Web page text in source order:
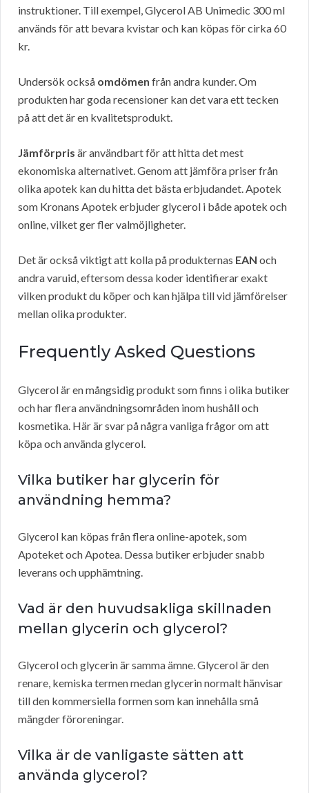
instruktioner. Till exempel, Glycerol AB Unimedic 300 ml
används för att bevara kvistar och kan köpas för cirka 60
kr.
Undersök också omdömen från andra kunder. Om
produkten har goda recensioner kan det vara ett tecken
på att det är en kvalitetsprodukt.
Jämförpris är användbart för att hitta det mest
ekonomiska alternativet. Genom att jämföra priser från
olika apotek kan du hitta det bästa erbjudandet. Apotek
som Kronans Apotek erbjuder glycerol i både apotek och
online, vilket ger fler valmöjligheter.
Det är också viktigt att kolla på produkternas EAN och
andra varuid, eftersom dessa koder identifierar exakt
vilken produkt du köper och kan hjälpa till vid jämförelser
mellan olika produkter.
Frequently Asked Questions
Glycerol är en mångsidig produkt som finns i olika butiker
och har flera användningsområden inom hushåll och
kosmetika. Här är svar på några vanliga frågor om att
köpa och använda glycerol.
Vilka butiker har glycerin för
användning hemma?
Glycerol kan köpas från flera online-apotek, som
Apoteket och Apotea. Dessa butiker erbjuder snabb
leverans och upphämtning.
Vad är den huvudsakliga skillnaden
mellan glycerin och glycerol?
Glycerol och glycerin är samma ämne. Glycerol är den
renare, kemiska termen medan glycerin normalt hänvisar
till den kommersiella formen som kan innehålla små
mängder föroreningar.
Vilka är de vanligaste sätten att
använda glycerol?